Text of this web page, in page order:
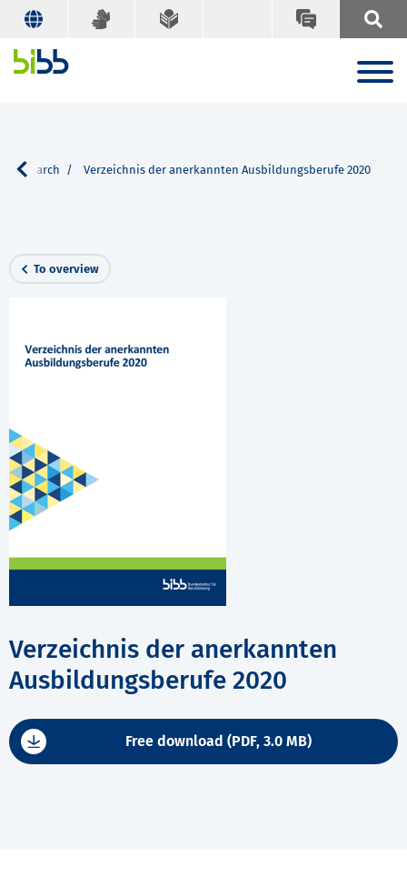
Search Verzeichnis der anerkannten Ausbildungsberufe 2020
To overview
Verzeichnis der anerkannten
Ausbildungsberufe 2020
Free download (PDF, 3.0 MB)